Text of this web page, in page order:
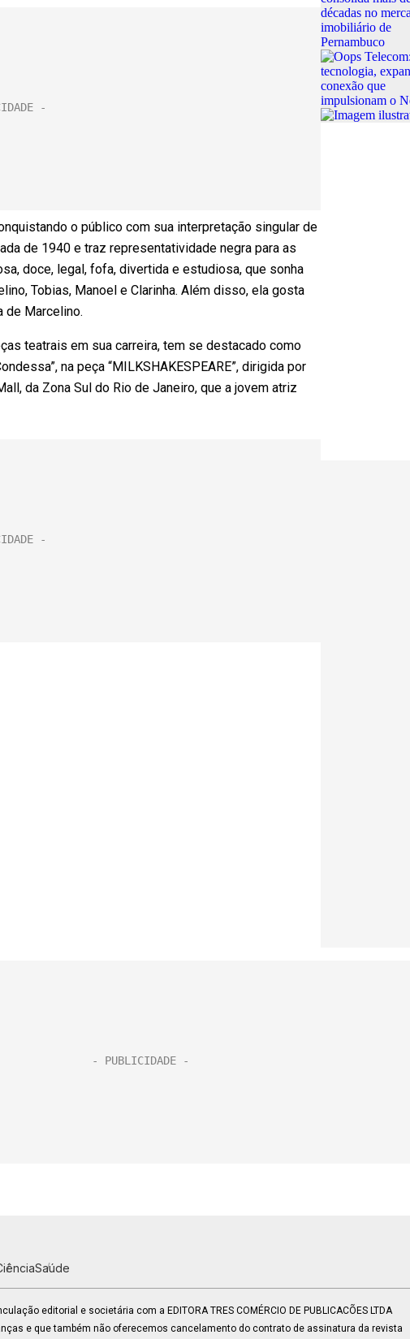
o público com sua interpretação singular de
de 1940 e traz representatividade negra para as
doce, legal, fofa, divertida e estudiosa, que sonha
Tobias, Manoel e Clarinha. Além disso, ela gosta
de Marcelino.
teatrais em sua carreira, tem se destacado como
na peça “MILKSHAKESPEARE”, dirigida por
da Zona Sul do Rio de Janeiro, que a jovem atriz
Saúde
editorial e societária com a EDITORA TRES COMÉRCIO DE PUBLICACÕES LTDA
e que também não oferecemos cancelamento do contrato de assinatura da revista